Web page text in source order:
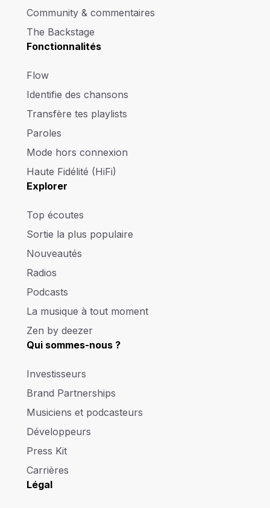
Community & commentaires
The Backstage
Fonctionnalités
Flow
Identifie des chansons
Transfère tes playlists
Paroles
Mode hors connexion
Haute Fidélité (HiFi)
Explorer
Top écoutes
Sortie la plus populaire
Nouveautés
Radios
Podcasts
La musique à tout moment
Zen by deezer
Qui sommes-nous ?
Investisseurs
Brand Partnerships
Musiciens et podcasteurs
Développeurs
Press Kit
Carrières
Légal